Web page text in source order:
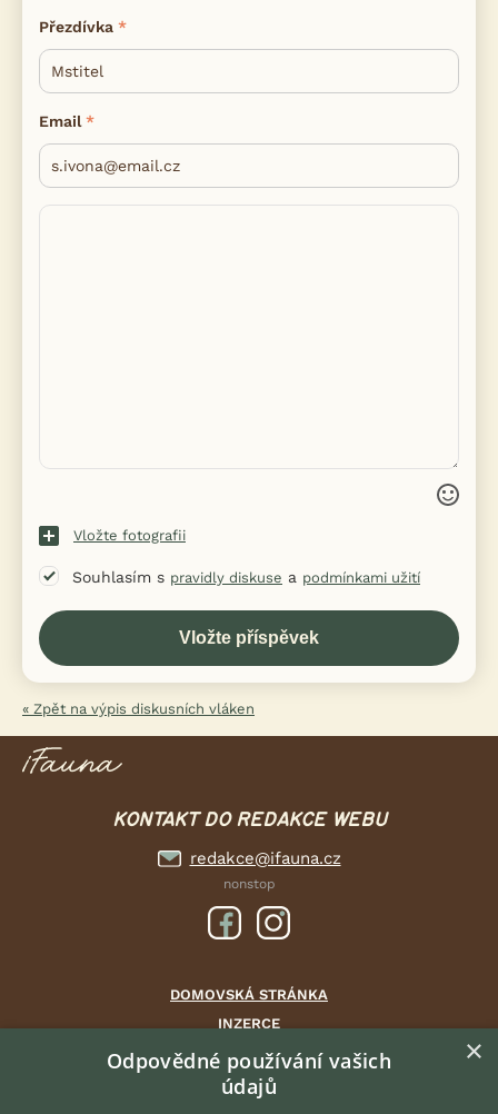
Přezdívka
Email
Vložte fotografii
Souhlasím s pravidly diskuse a podmínkami užití
« Zpět na výpis diskusních vláken
KONTAKT DO REDAKCE WEBU
redakce@ifauna.cz
nonstop
DOMOVSKÁ STRÁNKA
INZERCE
DISKUSE
ČLÁNKY
×
Odpovědné používání vašich
údajů